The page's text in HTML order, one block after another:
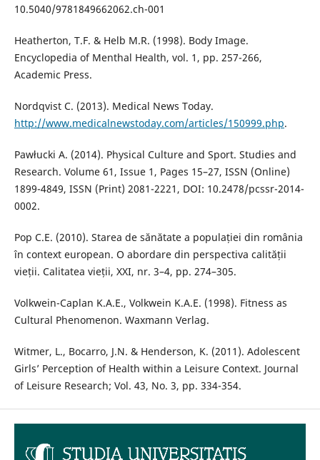
10.5040/9781849662062.ch-001
Heatherton, T.F. & Helb M.R. (1998). Body Image.
Encyclopedia of Menthal Health, vol. 1, pp. 257-266,
Academic Press.
Nordqvist C. (2013). Medical News Today.
http://www.medicalnewstoday.com/articles/150999.php.
Pawłucki A. (2014). Physical Culture and Sport. Studies and
Research. Volume 61, Issue 1, Pages 15–27, ISSN (Online)
1899-4849, ISSN (Print) 2081-2221, DOI: 10.2478/pcssr-2014-
0002.
Pop C.E. (2010). Starea de sănătate a populației din românia
în context european. O abordare din perspectiva calității
vieții. Calitatea vieții, XXI, nr. 3–4, pp. 274–305.
Volkwein-Caplan K.A.E., Volkwein K.A.E. (1998). Fitness as
Cultural Phenomenon. Waxmann Verlag.
Witmer, L., Bocarro, J.N. & Henderson, K. (2011). Adolescent
Girls’ Perception of Health within a Leisure Context. Journal
of Leisure Research; Vol. 43, No. 3, pp. 334-354.